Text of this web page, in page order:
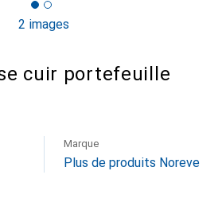
2 images
cuir portefeuille
Marque
Plus de produits Noreve